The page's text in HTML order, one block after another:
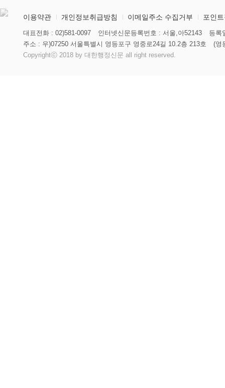
이용약관 개인정보취급방침 이메일주소 수집거부 포인
대표전화 : 02)581-0097 인터넷신문등록번호 : 서울,아52143
등록
주소 : 우)07250 서울특별시 영등포구 영중로24길 10.2층 213호
(영
Copyrightⓒ 2018 by 대한행정신문 all right reserved.